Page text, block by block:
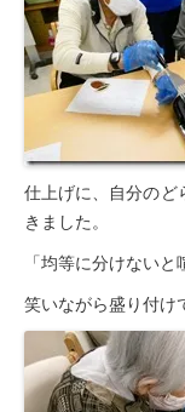
仕上げに、自分のど
きました。
「均等に分けないと
笑いながら盛り付け